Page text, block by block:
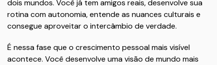
dois mundos. Você já tem amigos reais, desenvolve sua
rotina com autonomia, entende as nuances culturais e
consegue aproveitar o intercâmbio de verdade.
É nessa fase que o crescimento pessoal mais visível
acontece. Você desenvolve uma visão de mundo mais